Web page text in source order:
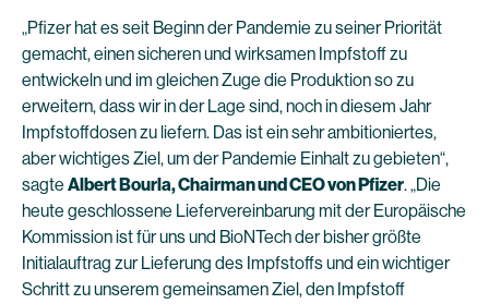
„Pfizer hat es seit Beginn der Pandemie zu seiner Priorität
gemacht, einen sicheren und wirksamen Impfstoff zu
entwickeln und im gleichen Zuge die Produktion so zu
erweitern, dass wir in der Lage sind, noch in diesem Jahr
Impfstoffdosen zu liefern. Das ist ein sehr ambitioniertes,
aber wichtiges Ziel, um der Pandemie Einhalt zu gebieten“,
sagte Albert Bourla, Chairman und CEO von Pfizer. „Die
heute geschlossene Liefervereinbarung mit der Europäische
Kommission ist für uns und BioNTech der bisher größte
Initialauftrag zur Lieferung des Impfstoffs und ein wichtiger
Schritt zu unserem gemeinsamen Ziel, den Impfstoff